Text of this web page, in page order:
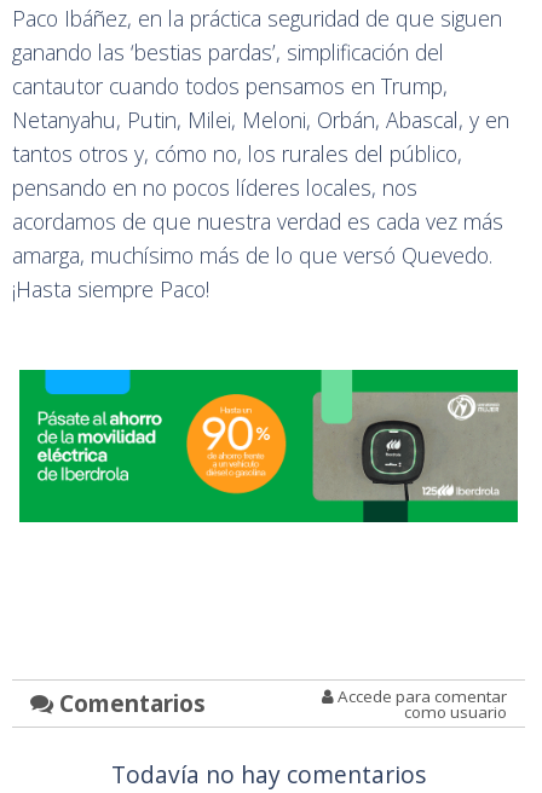
Paco Ibáñez, en la práctica seguridad de que siguen
ganando las ‘bestias pardas’, simplificación del
cantautor cuando todos pensamos en Trump,
Netanyahu, Putin, Milei, Meloni, Orbán, Abascal, y en
tantos otros y, cómo no, los rurales del público,
pensando en no pocos líderes locales, nos
acordamos de que nuestra verdad es cada vez más
amarga, muchísimo más de lo que versó Quevedo.
¡Hasta siempre Paco!
Comentarios Accede para comentar
como usuario
Todavía no hay comentarios